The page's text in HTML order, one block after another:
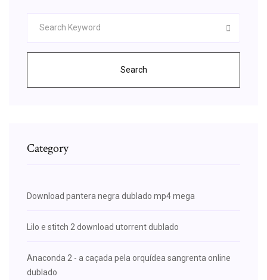
Search
Category
Download pantera negra dublado mp4 mega
Lilo e stitch 2 download utorrent dublado
Anaconda 2 - a caçada pela orquídea sangrenta online
dublado